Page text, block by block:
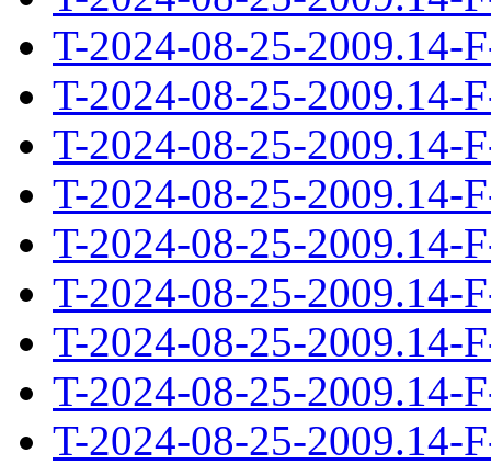
T-2024-08-25-2009.14-
T-2024-08-25-2009.14-
T-2024-08-25-2009.14-
T-2024-08-25-2009.14-
T-2024-08-25-2009.14-
T-2024-08-25-2009.14-
T-2024-08-25-2009.14-
T-2024-08-25-2009.14-
T-2024-08-25-2009.14-